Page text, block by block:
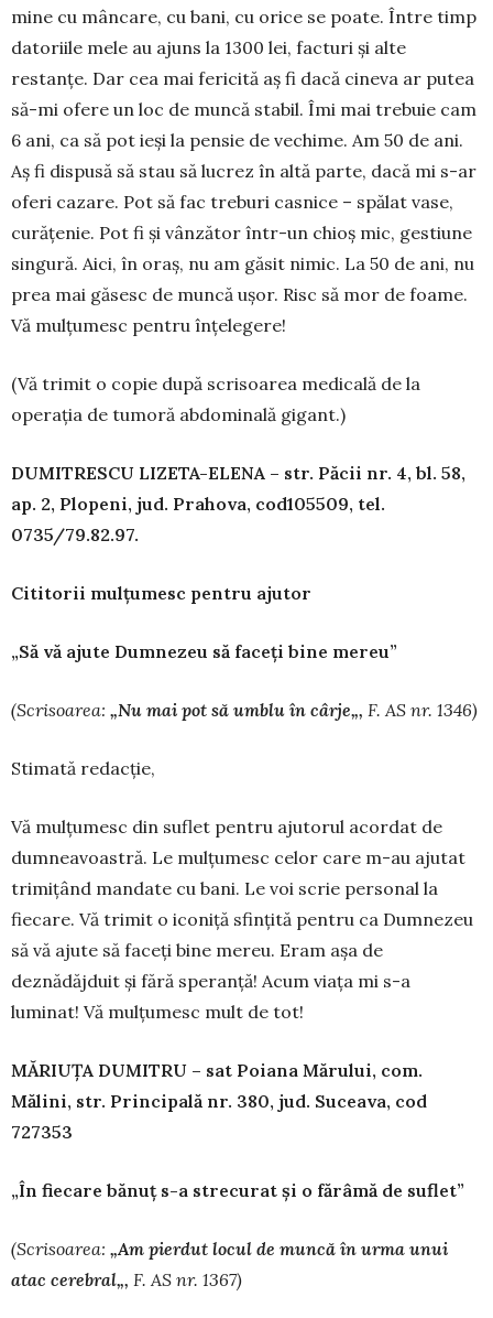
mine cu mâncare, cu bani, cu orice se poate. Între timp
datoriile mele au ajuns la 1300 lei, facturi și alte
restanțe. Dar cea mai fericită aș fi dacă cineva ar putea
să-mi ofere un loc de muncă stabil. Îmi mai trebuie cam
6 ani, ca să pot ieși la pensie de vechime. Am 50 de ani.
Aș fi dispusă să stau să lucrez în altă parte, dacă mi s-ar
oferi ca­zare. Pot să fac treburi casnice – spălat vase,
cu­ră­țenie. Pot fi și vânzător într-un chioș mic, gestiune
singură. Aici, în oraș, nu am găsit nimic. La 50 de ani, nu
prea mai găsesc de muncă ușor. Risc să mor de foame.
Vă mulțumesc pentru înțelegere!
(Vă trimit o copie după scrisoarea medicală de la
operația de tumoră abdominală gigant.)
DUMITRESCU LIZETA-ELENA – str. Păcii nr. 4, bl. 58,
ap. 2, Plopeni, jud. Prahova, cod105509, tel.
0735/79.82.97.
Cititorii mulțumesc pentru ajutor
„Să vă ajute Dumnezeu să faceți bine mereu”
(Scrisoarea: „Nu mai pot să umblu în cârje„, F. AS nr. 1346)
Stimată redacție,
Vă mulțumesc din suflet pentru ajutorul acordat de
dumneavoastră. Le mulțumesc celor care m-au ajutat
trimițând mandate cu bani. Le voi scrie per­sonal la
fiecare. Vă trimit o iconiță sfințită pen­tru ca Dumnezeu
să vă ajute să faceți bine mereu. Eram așa de
deznădăjduit și fără speranță! Acum viața mi s-a
luminat! Vă mulțumesc mult de tot!
MĂRIUȚA DUMITRU – sat Poiana Mărului, com.
Mălini, str. Principală nr. 380, jud. Suceava, cod
727353
„În fiecare bănuț s-a strecurat și o fărâmă de suflet”
(Scrisoarea: „Am pierdut locul de muncă în urma unui
atac cerebral„, F. AS nr. 1367)